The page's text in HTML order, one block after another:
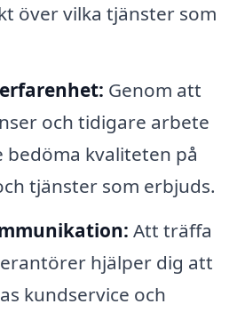
över vilka tjänster som
Genom att
och tidigare arbete
kvaliteten på
tjänster som erbjuds.
Att träffa
hjälper dig att
kundservice och